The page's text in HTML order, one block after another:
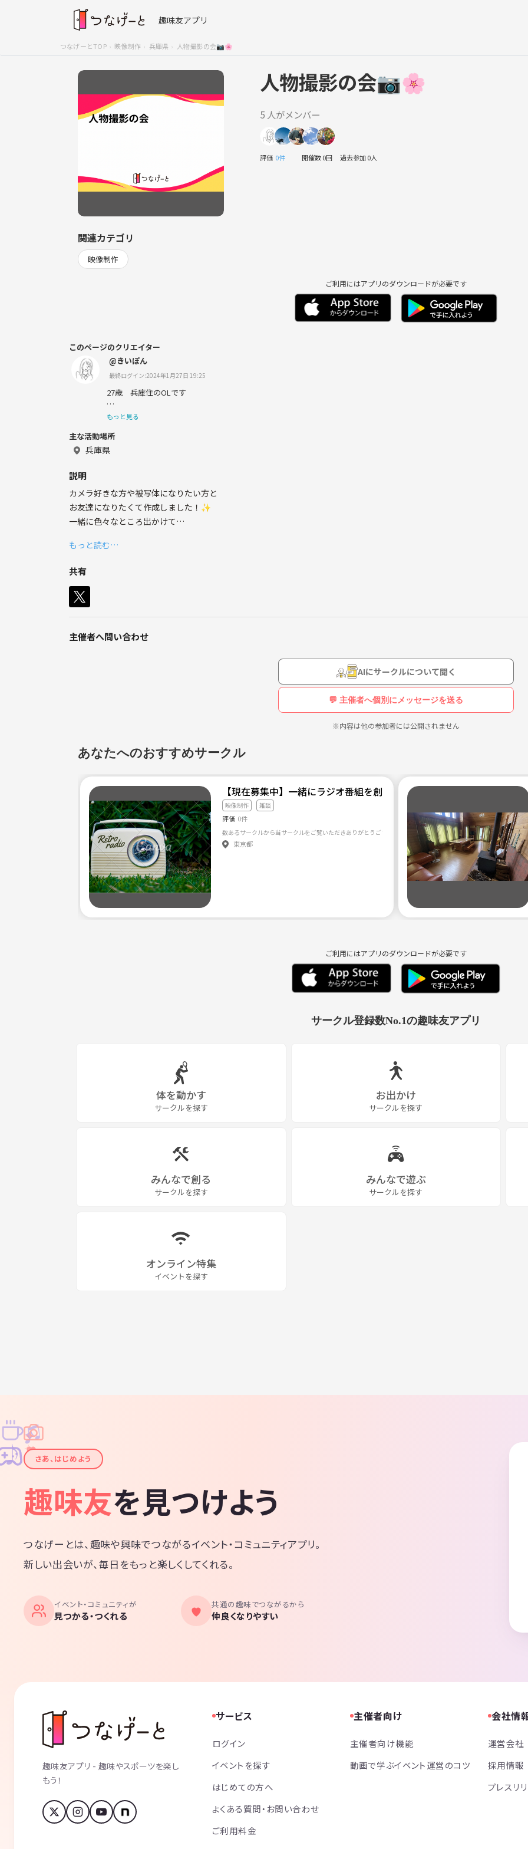
趣味友アプリ
つなげーとTOP 映像制作 兵庫県 人物撮影の会📷🌸
人物撮影の会📷🌸
5 人がメンバー
評価 0件 開催数 0回 過去参加 0人
関連カテゴリ
映像制作
ご利用にはアプリのダウンロードが必要です
このページのクリエイター
@きいぽん
最終ログイン:2024年1月27日 19:25
27歳 兵庫住のOLです
宜しくお願い致します☺️🌸
もっと見る
主な活動場所
兵庫県
説明
カメラ好きな方や被写体になりたい方と
お友達になりたくて作成しました！✨
一緒に色々なところ出かけて
宜しくお願い致します🙇‍♀️✨
もっと読む…
共有
主催者へ問い合わせ
AIにサークルについて聞く
💬 主催者へ個別にメッセージを送る
※内容は他の参加者には公開されません
あなたへのおすすめサークル
【現在募集中】一緒にラジオ番組を創りませんか？
映像制作 雑談
評価 0件
東京都
ご利用にはアプリのダウンロードが必要です
サークル登録数No.1の趣味友アプリ
体を動かす
サークルを探す
お出かけ
サークルを探す
みんなで創る
サークルを探す
みんなで遊ぶ
サークルを探す
オンライン特集
イベントを探す
✦
✦
✧
✧
♪
♫
さあ、はじめよう
趣味友を見つけよう
つなげーとは、趣味や興味でつながるイベント・コミュニティアプリ。
新しい出会いが、毎日をもっと楽しくしてくれる。
イベント・コミュニティが
見つかる・つくれる
共通の趣味でつながるから
仲良くなりやすい
趣味友アプリ - 趣味やスポーツを楽し
もう！
サービス
ログイン
イベントを探す
はじめての方へ
よくある質問・お問い合わせ
ご利用料金
主催者向け
主催者向け機能
動画で学ぶイベント運営のコツ
会社情
運営会社
採用情報
プレスリ